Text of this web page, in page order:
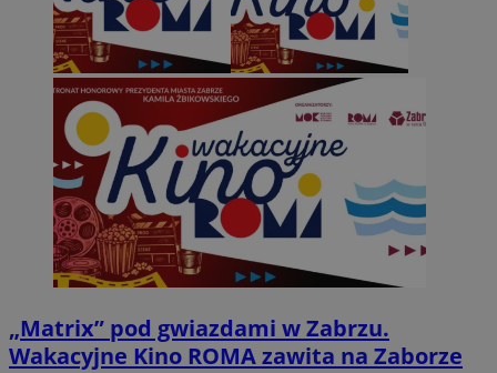
„Matrix” pod gwiazdami w Zabrzu.
Wakacyjne Kino ROMA zawita na Zaborze